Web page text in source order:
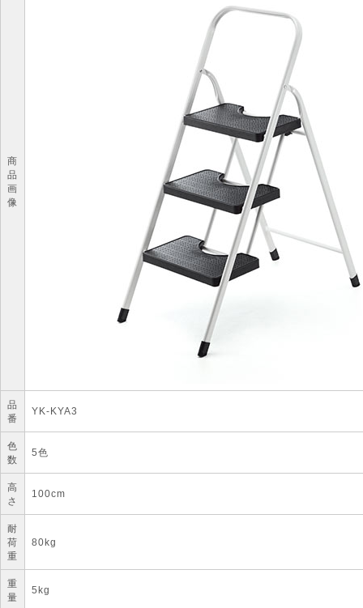
商
品
画
像
品
番
YK-KYA3
色
数
5色
高
さ
100cm
耐
荷
重
80kg
重
量
5kg